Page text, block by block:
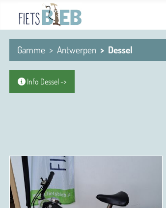
Gamme Antwerpen Dessel
Info Dessel ->